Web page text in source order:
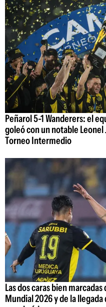
Peñarol 5-1 Wanderers: el
goleó con un notable
Torneo Intermedio
Las dos caras bien
Mundial 2026 y de la